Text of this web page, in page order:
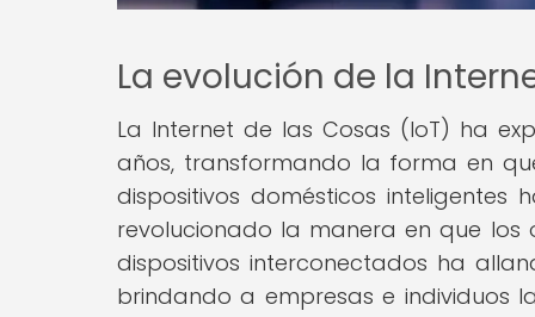
La evolución de la
La Internet de las Cosas (IoT) ha
años, transformando la forma en
dispositivos domésticos inteligentes
revolucionado la manera en que los
dispositivos interconectados ha
brindando a empresas e individuos